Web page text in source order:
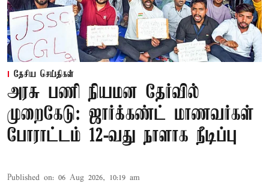
தேசிய செய்திகள்
அரசு பணி நியமன தேர்வில்
முறைகேடு: ஜார்க்கண்ட் மாணவர்கள்
போராட்டம் 12-வது நாளாக நீடிப்பு
Published on: 06 Aug 2026, 10:19 am